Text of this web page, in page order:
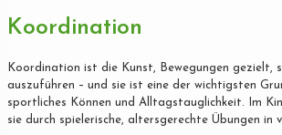
Koordination
Koordination ist die Kunst, Bewegungen gezielt,
auszuführen – und sie ist eine der wichtigsten
sportliches Können und Alltagstauglichkeit. Im
sie durch spielerische, altersgerechte Übungen in